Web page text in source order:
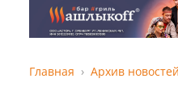
Главная Архив новостей